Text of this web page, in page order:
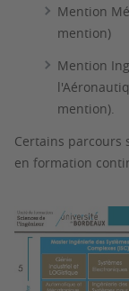
Mention
mention)
Mention
mention).
Certains parcours
en formation